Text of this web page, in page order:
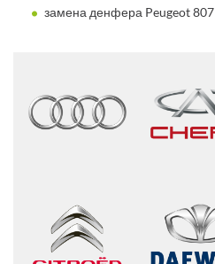
замена денфера Peugeot 807